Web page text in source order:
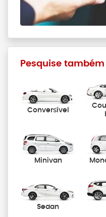
Pesquise
Conversível
Minivan
Sedan